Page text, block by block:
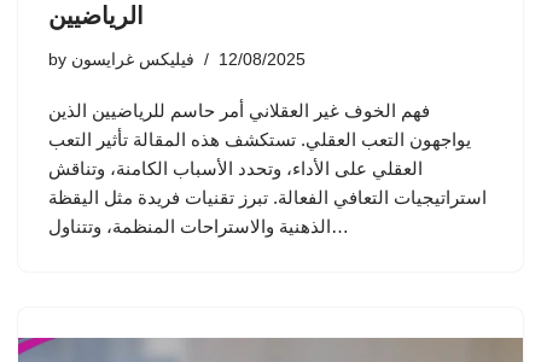
الرياضيين
by فيليكس غرايسون 12/08/2025
فهم الخوف غير العقلاني أمر حاسم للرياضيين الذين
يواجهون التعب العقلي. تستكشف هذه المقالة تأثير التعب
العقلي على الأداء، وتحدد الأسباب الكامنة، وتناقش
استراتيجيات التعافي الفعالة. تبرز تقنيات فريدة مثل اليقظة
الذهنية والاستراحات المنظمة، وتتناول…